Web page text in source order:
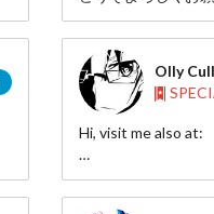
Olly
Hi, visit me also at:
Twitter - https://
Pixiv - http://